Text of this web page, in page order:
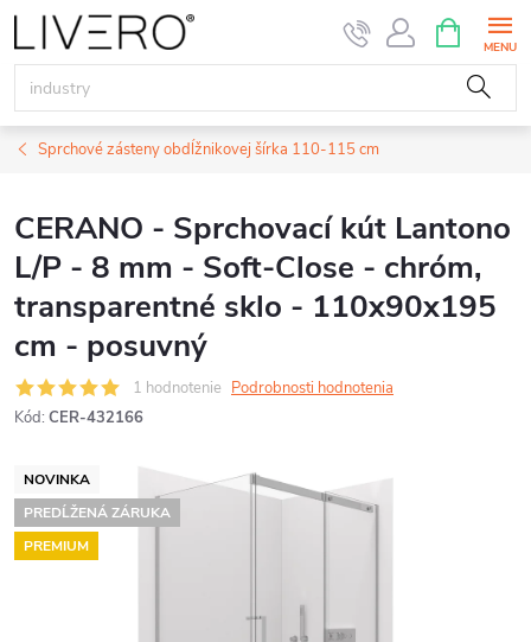
Prejsť
na
obsah
KOŠÍK
Sprchové zásteny obdĺžnikovej šírka 110-115 cm
CERANO - Sprchovací kút Lantono
L/P - 8 mm - Soft-Close - chróm,
transparentné sklo - 110x90x195
cm - posuvný
1 hodnotenie Podrobnosti hodnotenia
Kód: CER-432166
NOVINKA
PREDĹŽENÁ ZÁRUKA
PREMIUM